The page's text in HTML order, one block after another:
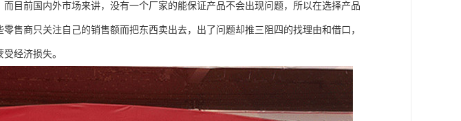
目前国内外市场来讲，没有一个厂家的能保证产品不会出现问题，所以在选择产品
售商只关注自己的销售额而把东西卖出去，出了问题却推三阻四的找理由和借口，
经济损失。